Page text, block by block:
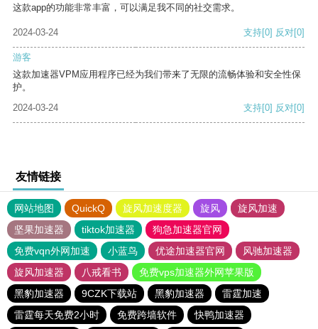
这款app的功能非常丰富，可以满足我不同的社交需求。
2024-03-24 支持[0] 反对[0]
游客
这款加速器VPM应用程序已经为我们带来了无限的流畅体验和安全性保
护。
2024-03-24
支持[0] 反对[0]
友情链接
网站地图 QuickQ 旋风加速度器 旋风
旋风加速
坚果加速器
tiktok加速器
狗急加速器官网
免费vqn外网加速
小蓝鸟 优途加速器官网
风驰加速器
旋风加速器
八戒看书
免费vps加速器外网苹果版
黑豹加速器
9CZK下载站 黑豹加速器
雷霆加速
雷霆每天免费2小时
免费跨墙软件 快鸭加速器